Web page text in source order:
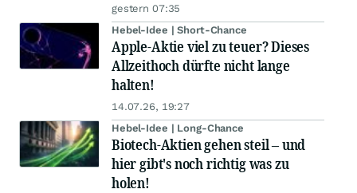
gestern 07:35
Hebel-Idee | Short-Chance
Apple-Aktie viel zu teuer? Dieses
Allzeithoch dürfte nicht lange
halten!
14.07.26, 19:27
Hebel-Idee | Long-Chance
Biotech-Aktien gehen steil – und
hier gibt's noch richtig was zu
holen!